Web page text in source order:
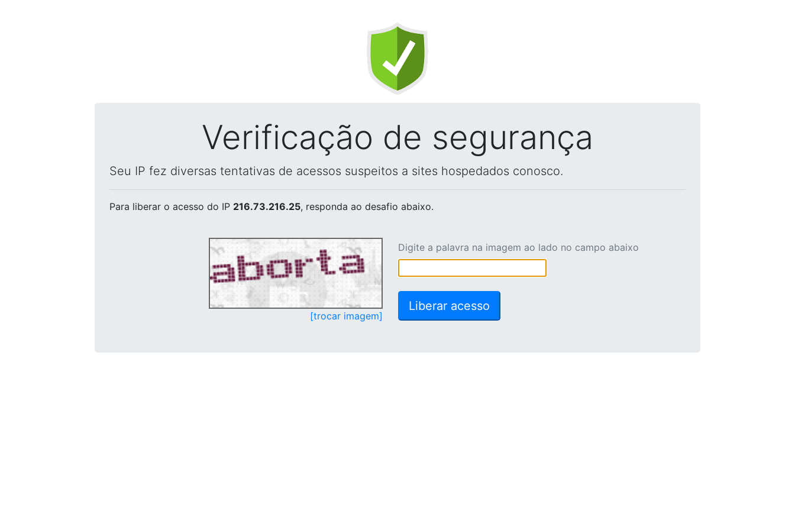
Verificação de segurança
Seu IP fez diversas tentativas de acessos suspeitos a sites hospedados conosco.
Para liberar o acesso do IP 216.73.216.25, responda ao desafio abaixo.
[trocar imagem]
Digite a palavra na imagem ao lado no campo abaixo